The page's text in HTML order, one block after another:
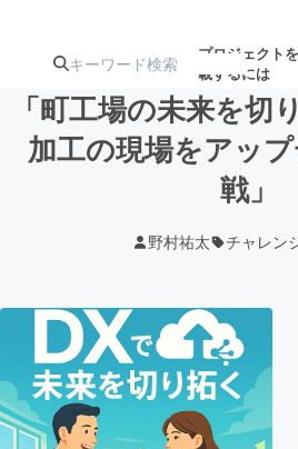
プロジェクト
載するには
注目の新着プロ
テクノロジー・ガジェット
映像・映画
「町工場の未来を切
加工の現場をアッ
戦」
野村祐太 チャレン